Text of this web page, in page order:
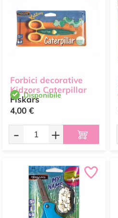
Forbici decorative
Kidzors Caterpillar
FiskarsDisponibile
4,00 €
- +